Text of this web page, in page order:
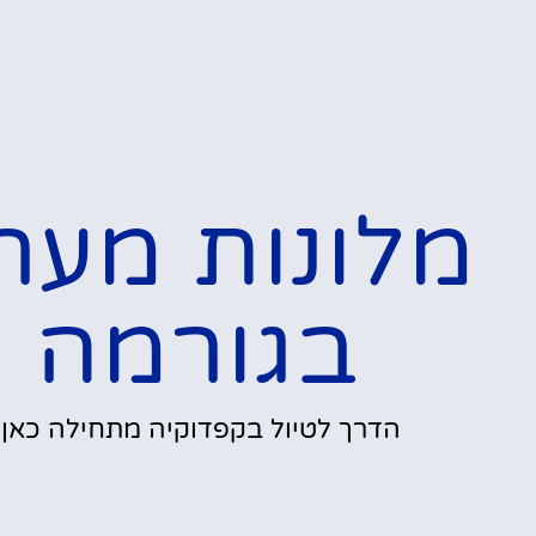
מלונות
בגורמה
הדרך לטיול בקפדוקיה מתחילה